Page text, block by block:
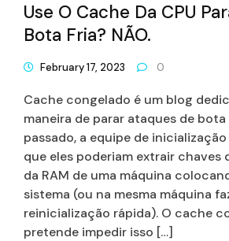
Use O Cache Da CPU
Bota Fria? NÃO.
February 17, 2023 0
Cache congelado é um blog
maneira de parar ataques de bota
passado, a equipe de
que eles poderiam extrair chaves
da RAM de uma máquina
sistema (ou na mesma máquina
reinicialização rápida). O cache
pretende impedir isso […]